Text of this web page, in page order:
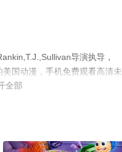
导演执导，
国动漫，手机免费观看高清
全部